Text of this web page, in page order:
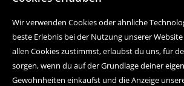
Wir verwenden Cookies oder ähnliche
beste Erlebnis bei der Nutzung unserer
allen Cookies zustimmst, erlaubst du uns, für
sorgen, wenn du auf der Grundlage deiner
Gewohnheiten einkaufst und die Anzeige